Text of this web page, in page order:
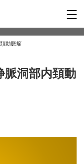
動脈瘤
洞部内頚動